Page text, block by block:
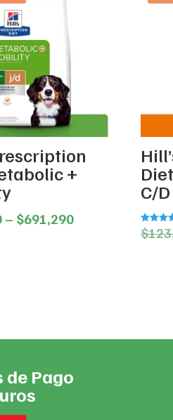
+
– $691,290Price
C/
Valorado
5.00
$
Pago